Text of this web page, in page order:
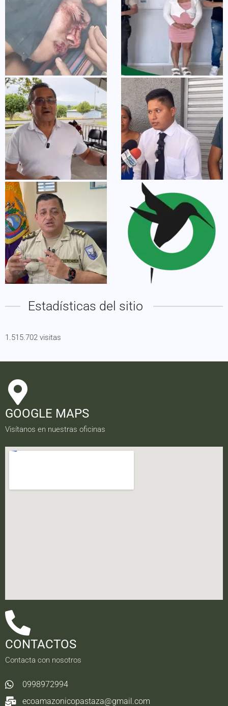
Estadísticas del sitio
1.515.702 visitas
GOOGLE MAPS
Visítanos en nuestras oficinas
CONTACTOS
Contacta con nosotros
0998972994
ecoamazonicopastaza@gmail.com